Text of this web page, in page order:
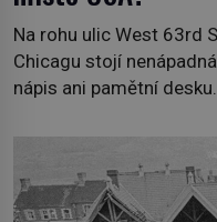
Na rohu ulic West 63rd
Chicagu stojí
nápis ani pamětní
sídlil sériový vrah H. H.
past na lidi v dějinách
Webster Mudgett